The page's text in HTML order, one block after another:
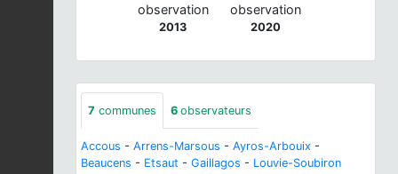
observation
2013
observation
2020
7 communes 6 observateurs
Accous - Arrens-Marsous - Ayros-Arbouix -
Beaucens - Etsaut - Gaillagos - Louvie-Soubiron